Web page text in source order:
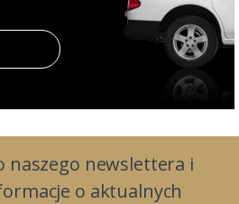
naszego newslettera i
o aktualnych